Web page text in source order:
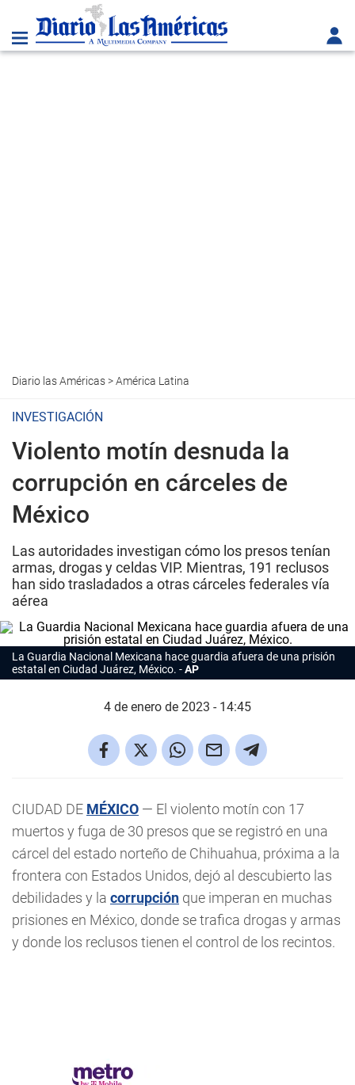
Diario las Américas>América Latina
INVESTIGACIÓN
Violento motín desnuda la
corrupción en cárceles de
México
Las autoridades investigan cómo los presos tenían
armas, drogas y celdas VIP. Mientras, 191 reclusos
han sido trasladados a otras cárceles federales vía
aérea
La Guardia Nacional Mexicana hace guardia afuera de una prisión
estatal en Ciudad Juárez, México.
AP
4 de enero de 2023 - 14:45
CIUDAD DE MÉXICO — El violento motín con 17
muertos y fuga de 30 presos que se registró en una
cárcel del estado norteño de Chihuahua, próxima a la
frontera con Estados Unidos, dejó al descubierto las
debilidades y la corrupción que imperan en muchas
prisiones en México, donde se trafica drogas y armas
y donde los reclusos tienen el control de los recintos.